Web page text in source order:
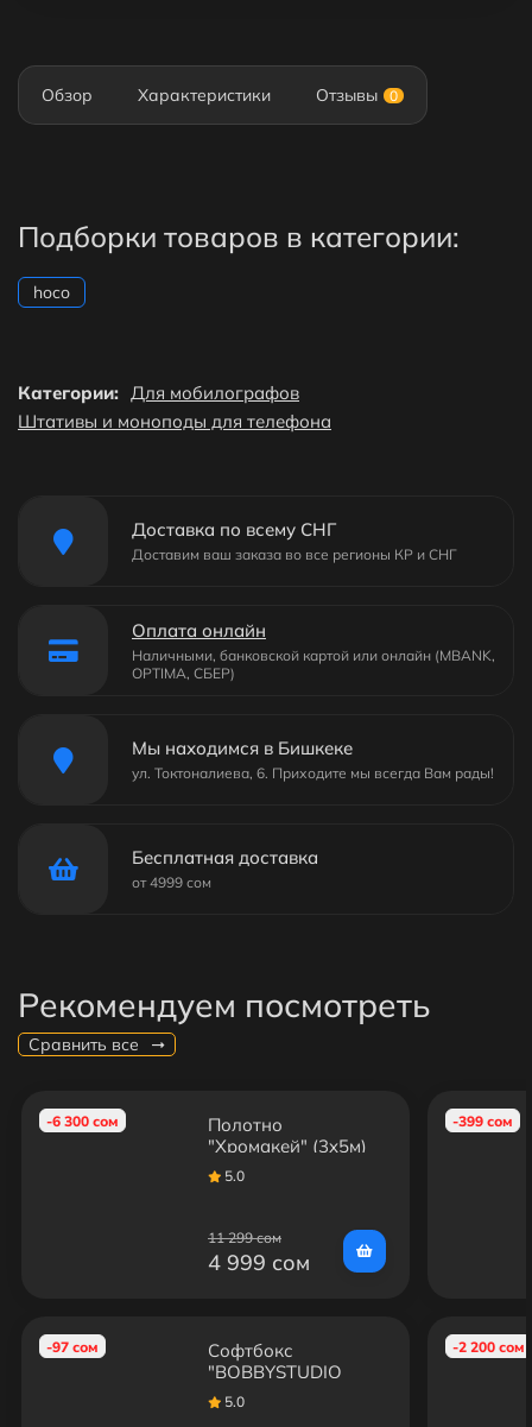
Обзор Характеристики Отзывы 0
Подборки товаров в категории:
hoco
Категории: Для мобилографов
Штативы и моноподы для телефона
Доставка по всему СНГ
Доставим ваш заказа во все регионы КР и СНГ
Оплата онлайн
Наличными, банковской картой или онлайн (MBANK,
OPTIMA, СБЕР)
Мы находимся в Бишкеке
ул. Токтоналиева, 6. Приходите мы всегда Вам рады!
Бесплатная доставка
от 4999 сом
Рекомендуем посмотреть
Сравнить все
-6 300 сом
Полотно
"Хромакей" (3x5м)
без стоек
5.0
11 299 сом
4 999 сом
-97 сом
Софтбокс
"BOBBYSTUDIO
LIGHT" Без ламп
50x70см (2шт)
5.0
-399 сом
-2 200 сом